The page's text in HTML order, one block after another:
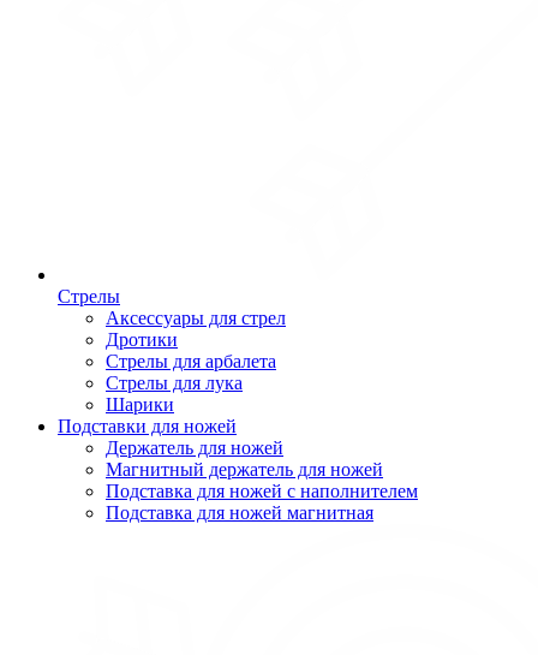
Стрелы
Аксессуары для стрел
Дротики
Стрелы для арбалета
Стрелы для лука
Шарики
Подставки для ножей
Держатель для ножей
Магнитный держатель для ножей
Подставка для ножей с наполнителем
Подставка для ножей магнитная